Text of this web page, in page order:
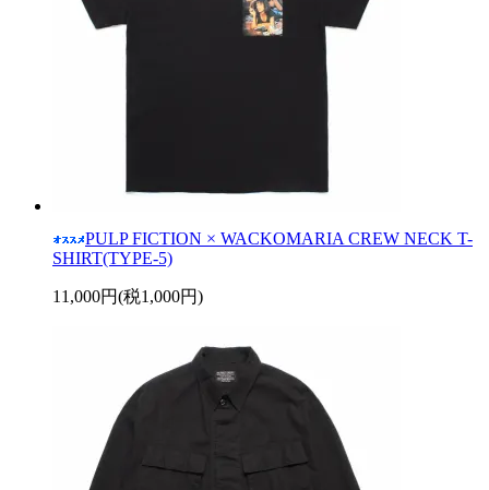
PULP FICTION × WACKOMARIA CREW NECK T-
SHIRT(TYPE-5)
11,000円(税1,000円)